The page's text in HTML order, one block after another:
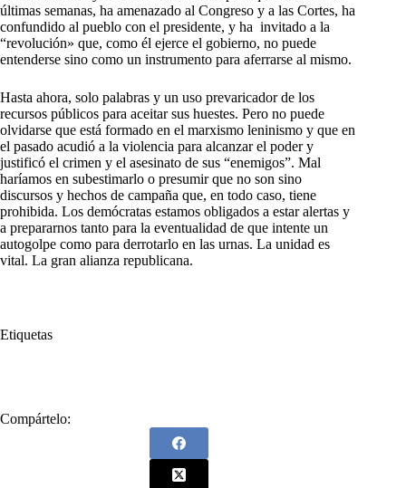
últimas semanas, ha amenazado al Congreso y a las Cortes, ha
confundido al pueblo con el presidente, y ha invitado a la
“revolución» que, como él ejerce el gobierno, no puede
entenderse sino como un instrumento para aferrarse al mismo.
Hasta ahora, solo palabras y un uso prevaricador de los
recursos públicos para aceitar sus huestes. Pero no puede
olvidarse que está formado en el marxismo leninismo y que en
el pasado acudió a la violencia para alcanzar el poder y
justificó el crimen y el asesinato de sus “enemigos”. Mal
haríamos en subestimarlo o presumir que no son sino
discursos y hechos de campaña que, en todo caso, tiene
prohibida. Los demócratas estamos obligados a estar alertas y
a prepararnos tanto para la eventualidad de que intente un
autogolpe como para derrotarlo en las urnas. La unidad es
vital. La gran alianza republicana.
Etiquetas
Compártelo: